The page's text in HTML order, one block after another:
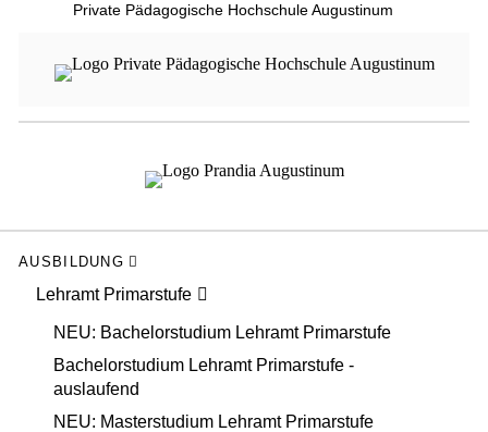
Private Pädagogische Hochschule Augustinum
AUSBILDUNG
Lehramt Primarstufe
NEU: Bachelorstudium Lehramt Primarstufe
Bachelorstudium Lehramt Primarstufe -
auslaufend
NEU: Masterstudium Lehramt Primarstufe